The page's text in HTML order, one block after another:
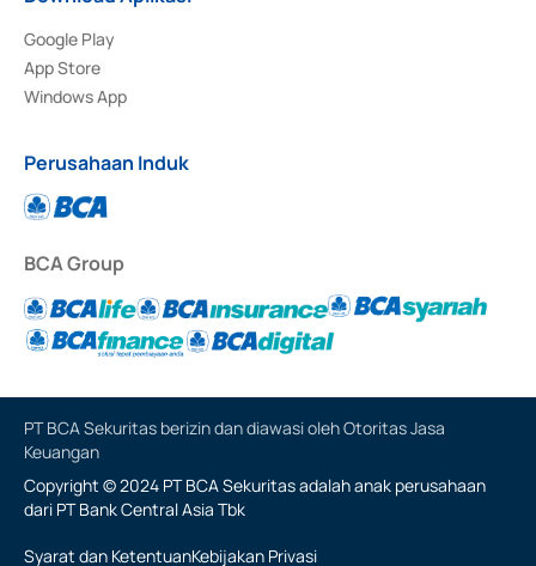
Google Play
App Store
Windows App
Perusahaan Induk
BCA Group
PT BCA Sekuritas berizin dan diawasi oleh Otoritas Jasa
Keuangan
Copyright © 2024 PT BCA Sekuritas adalah anak perusahaan
dari PT Bank Central Asia Tbk
Syarat dan KetentuanKebijakan Privasi